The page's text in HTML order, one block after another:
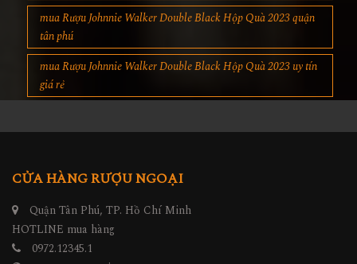
mua Rượu Johnnie Walker Double Black Hộp Quà 2023 quận
tân phú
mua Rượu Johnnie Walker Double Black Hộp Quà 2023 uy tín
giá rẻ
CỬA HÀNG RƯỢU NGOẠI
Quận Tân Phú, TP. Hồ Chí Minh
HOTLINE mua hàng
0972.12345.1